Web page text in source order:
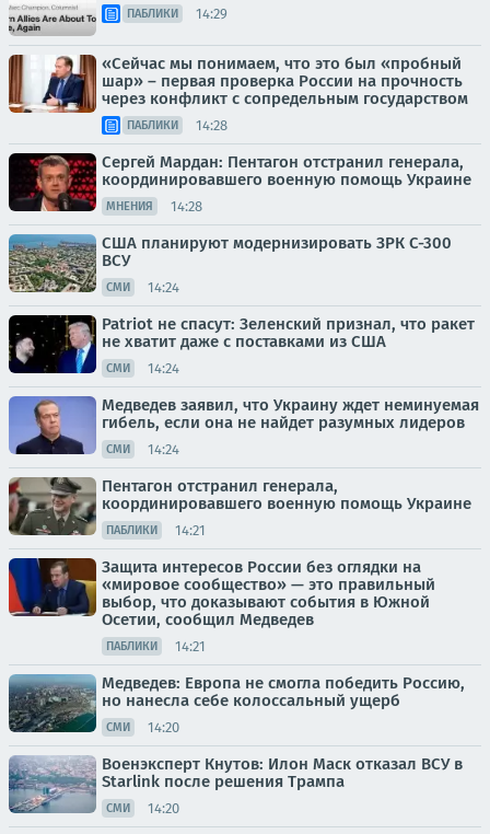
ПАБЛИКИ 14:29
«Сейчас мы понимаем, что это был «пробный
шар» – первая проверка России на прочность
через конфликт с сопредельным государством
ПАБЛИКИ 14:28
Сергей Мардан: Пентагон отстранил генерала,
координировавшего военную помощь Украине
МНЕНИЯ 14:28
США планируют модернизировать ЗРК С-300
ВСУ
СМИ 14:24
Patriot не спасут: Зеленский признал, что ракет
не хватит даже с поставками из США
СМИ 14:24
Медведев заявил, что Украину ждет неминуемая
гибель, если она не найдет разумных лидеров
СМИ 14:24
Пентагон отстранил генерала,
координировавшего военную помощь Украине
ПАБЛИКИ 14:21
Защита интересов России без оглядки на
«мировое сообщество» — это правильный
выбор, что доказывают события в Южной
Осетии, сообщил Медведев
ПАБЛИКИ 14:21
Медведев: Европа не смогла победить Россию,
но нанесла себе колоссальный ущерб
СМИ 14:20
Военэксперт Кнутов: Илон Маск отказал ВСУ в
Starlink после решения Трампа
СМИ 14:20